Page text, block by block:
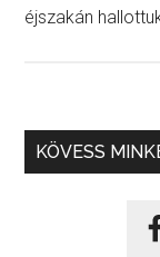
éjszakán
KÖVESS